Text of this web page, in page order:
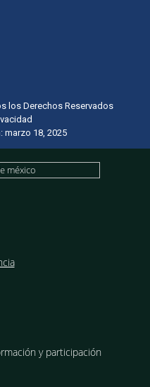
los Derechos Reservados
marzo 18, 2025
y participación